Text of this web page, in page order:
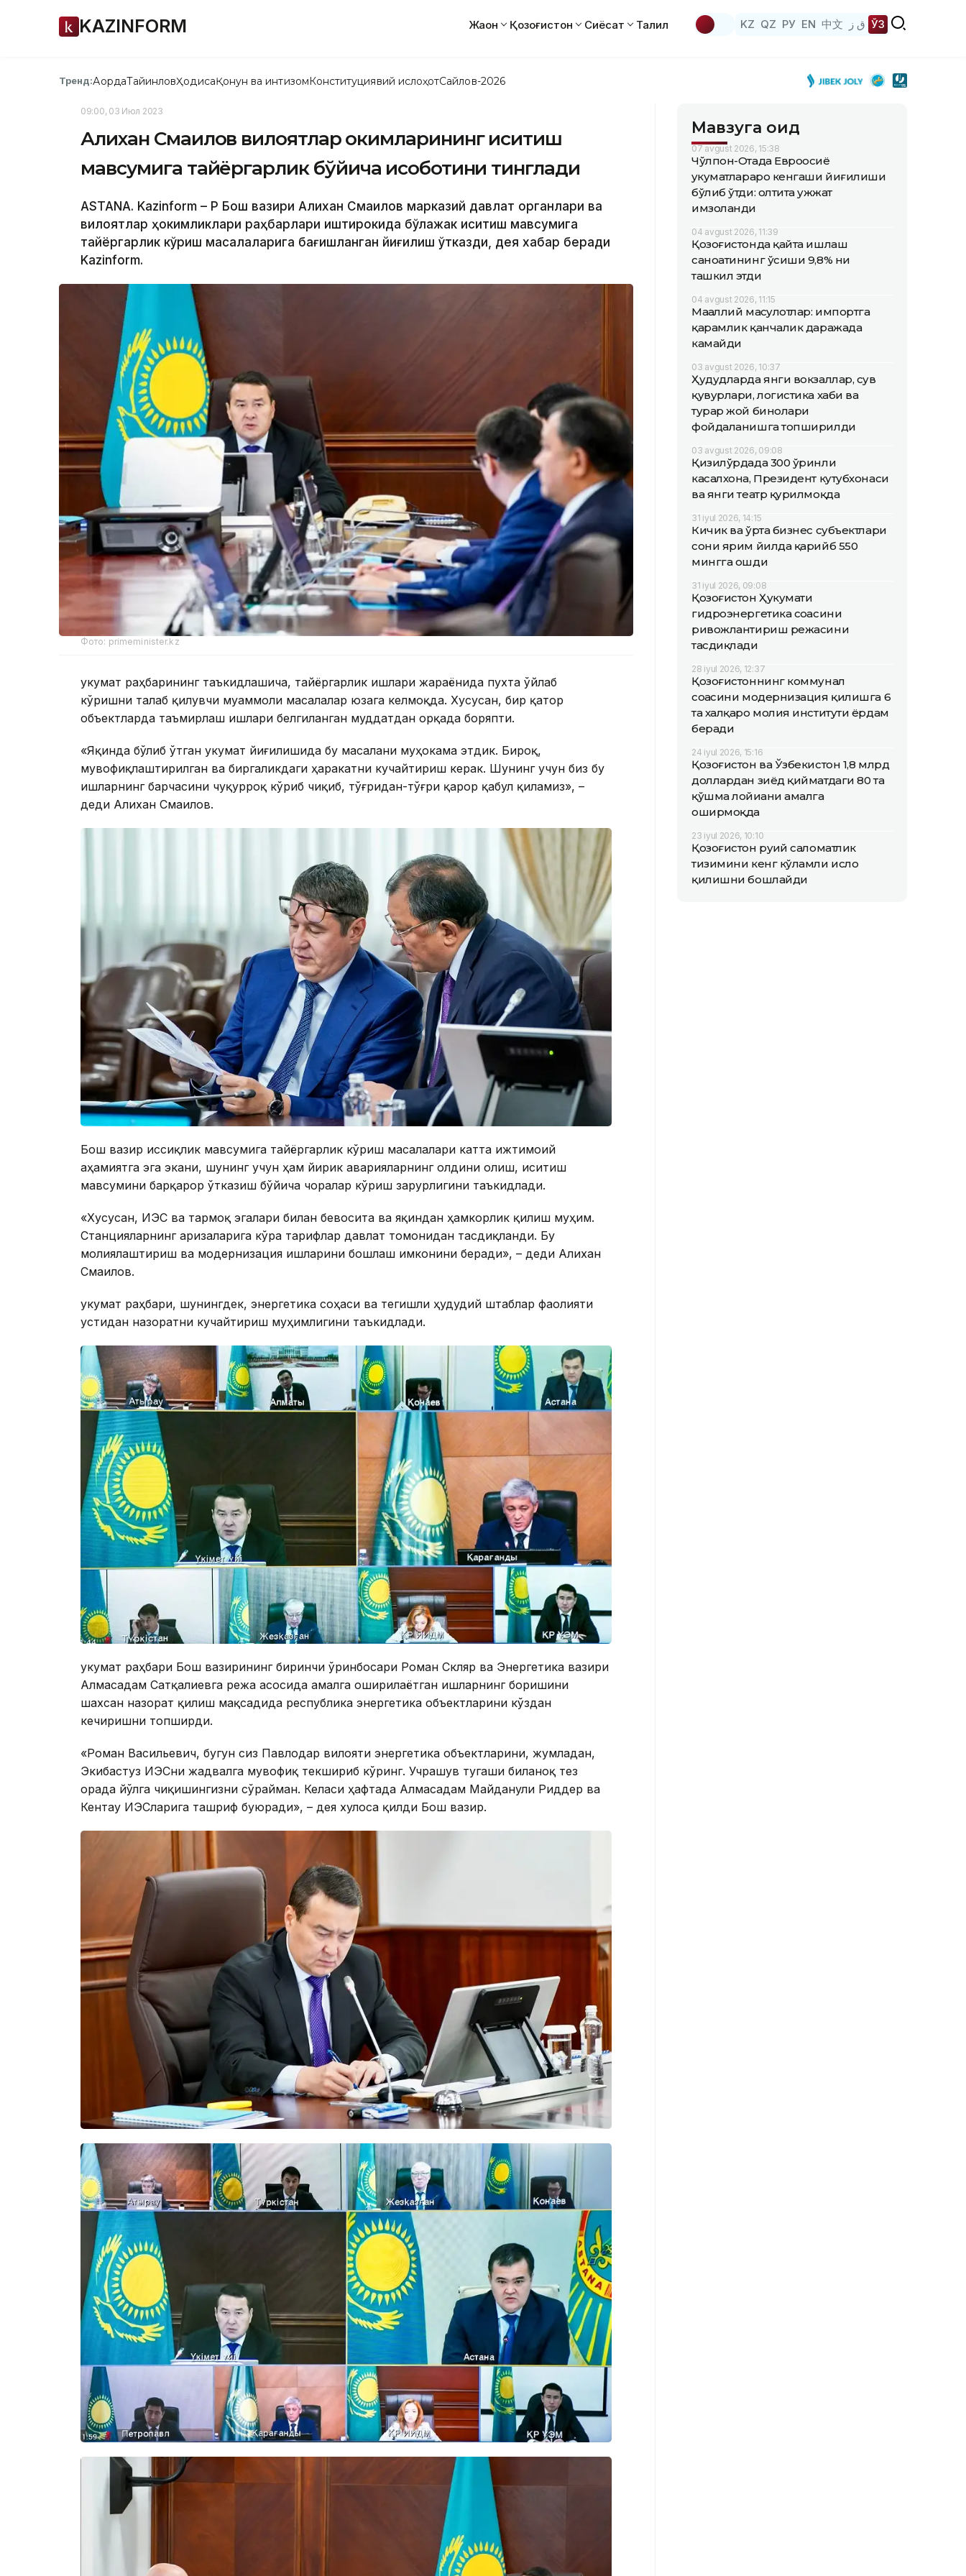
KAZINFORM Жаҳон Қозоғистон Сиёсат Таҳлил KZ QZ РУ EN 中文 ق ز ЎЗ
Тренд:АқордаТайинловҲодисаҚонун ва интизомКонституциявий ислоҳотСайлов-2026
09:00, 03 Июл 2023
Алихан Смаилов вилоятлар ҳокимларининг иситиш
мавсумига тайёргарлик бўйича ҳисоботини тинглади
ASTANA. Kazinform – ҚР Бош вазири Алихан Смаилов марказий давлат органлари ва
вилоятлар ҳокимликлари раҳбарлари иштирокида бўлажак иситиш мавсумига
тайёргарлик кўриш масалаларига бағишланган йиғилиш ўтказди, дея хабар беради
Kazinform.
Фото: primeminister.kz
Ҳукумат раҳбарининг таъкидлашича, тайёргарлик ишлари жараёнида пухта ўйлаб
кўришни талаб қилувчи муаммоли масалалар юзага келмоқда. Хусусан, бир қатор
объектларда таъмирлаш ишлари белгиланган муддатдан орқада боряпти.
«Яқинда бўлиб ўтган Ҳукумат йиғилишида бу масалани муҳокама этдик. Бироқ,
мувофиқлаштирилган ва биргаликдаги ҳаракатни кучайтириш керак. Шунинг учун биз бу
ишларнинг барчасини чуқурроқ кўриб чиқиб, тўғридан-тўғри қарор қабул қиламиз», –
деди Алихан Смаилов.
Бош вазир иссиқлик мавсумига тайёргарлик кўриш масалалари катта ижтимоий
аҳамиятга эга экани, шунинг учун ҳам йирик аварияларнинг олдини олиш, иситиш
мавсумини барқарор ўтказиш бўйича чоралар кўриш зарурлигини таъкидлади.
«Хусусан, ИЭС ва тармоқ эгалари билан бевосита ва яқиндан ҳамкорлик қилиш муҳим.
Станцияларнинг аризаларига кўра тарифлар давлат томонидан тасдиқланди. Бу
молиялаштириш ва модернизация ишларини бошлаш имконини беради», – деди Алихан
Смаилов.
Ҳукумат раҳбари, шунингдек, энергетика соҳаси ва тегишли ҳудудий штаблар фаолияти
устидан назоратни кучайтириш муҳимлигини таъкидлади.
Ҳукумат раҳбари Бош вазирининг биринчи ўринбосари Роман Скляр ва Энергетика вазири
Алмасадам Сатқалиевга режа асосида амалга оширилаётган ишларнинг боришини
шахсан назорат қилиш мақсадида республика энергетика объектларини кўздан
кечиришни топширди.
«Роман Васильевич, бугун сиз Павлодар вилояти энергетика объектларини, жумладан,
Экибастуз ИЭСни жадвалга мувофиқ текшириб кўринг. Учрашув тугаши биланоқ тез
орада йўлга чиқишингизни сўрайман. Келаси ҳафтада Алмасадам Майданули Риддер ва
Кентау ИЭСларига ташриф буюради», – дея хулоса қилди Бош вазир.
Мавзуга оид
07 avgust 2026, 15:38
Чўлпон-Отада Евроосиё
ҳукуматлараро кенгаши йиғилиши
бўлиб ўтди: олтита ҳужжат
имзоланди
04 avgust 2026, 11:39
Қозоғистонда қайта ишлаш
саноатининг ўсиши 9,8% ни
ташкил этди
04 avgust 2026, 11:15
Маҳаллий маҳсулотлар: импортга
қарамлик қанчалик даражада
камайди
03 avgust 2026, 10:37
Ҳудудларда янги вокзаллар, сув
қувурлари, логистика хаби ва
турар жой бинолари
фойдаланишга топширилди
03 avgust 2026, 09:08
Қизилўрдада 300 ўринли
касалхона, Президент кутубхонаси
ва янги театр қурилмоқда
31 iyul 2026, 14:15
Кичик ва ўрта бизнес субъектлари
сони ярим йилда қарийб 550
мингга ошди
31 iyul 2026, 09:08
Қозоғистон Ҳукумати
гидроэнергетика соҳасини
ривожлантириш режасини
тасдиқлади
28 iyul 2026, 12:37
Қозоғистоннинг коммунал
соҳасини модернизация қилишга 6
та халқаро молия институти ёрдам
беради
24 iyul 2026, 15:16
Қозоғистон ва Ўзбекистон 1,8 млрд
доллардан зиёд қийматдаги 80 та
қўшма лойиҳани амалга
оширмоқда
23 iyul 2026, 10:10
Қозоғистон руҳий саломатлик
тизимини кенг кўламли ислоҳ
қилишни бошлайди